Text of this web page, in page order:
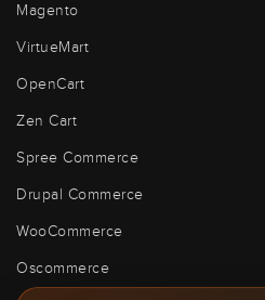
Magento
VirtueMart
OpenCart
Zen Cart
Spree Commerce
Drupal Commerce
WooCommerce
Oscommerce